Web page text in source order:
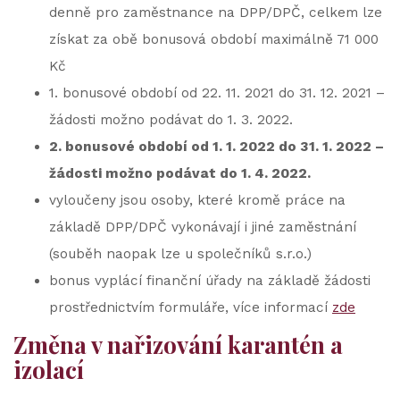
denně pro zaměstnance na DPP/DPČ, celkem lze
získat za obě bonusová období maximálně 71 000
Kč
1. bonusové období od 22. 11. 2021 do 31. 12. 2021 –
žádosti možno podávat do 1. 3. 2022.
2. bonusové období od 1. 1. 2022 do 31. 1. 2022 –
žádosti možno podávat do 1. 4. 2022.
vyloučeny jsou osoby, které kromě práce na
základě DPP/DPČ vykonávají i jiné zaměstnání
(souběh naopak lze u společníků s.r.o.)
bonus vyplácí finanční úřady na základě žádosti
prostřednictvím formuláře, více informací zde
Změna v nařizování karantén a
izolací